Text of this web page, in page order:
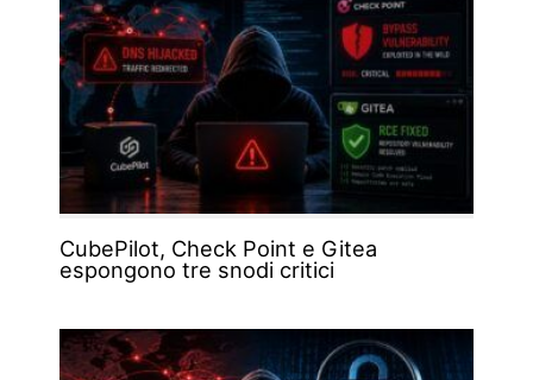
CubePilot, Check Point e Gitea
espongono tre snodi critici